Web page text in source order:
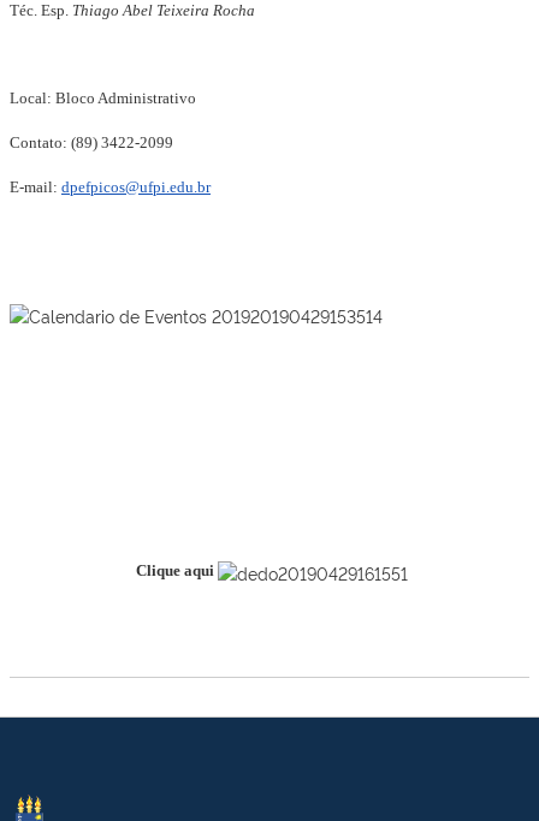
Téc. Esp. Thiago Abel Teixeira Rocha
Local: Bloco Administrativo
Contato: (89) 3422-2099
E-mail: dpefpicos@ufpi.edu.br
Clique aqui